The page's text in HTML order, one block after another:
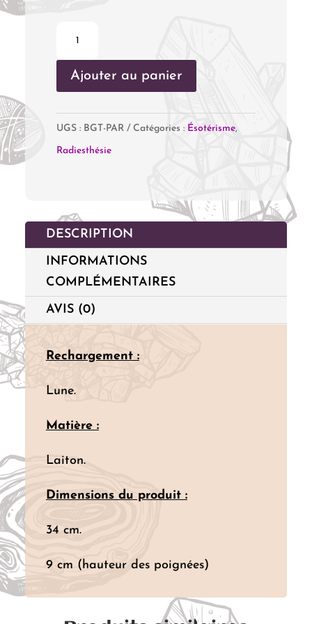
Baguettes
Ajouter au panier
UGS : BGT-PAR Catégories : Ésotérisme,
Radiesthésie
DESCRIPTION
INFORMATIONS
COMPLÉMENTAIRES
AVIS (0)
Rechargement :
Lune.
Matière :
Laiton.
Dimensions du produit :
34 cm.
9 cm (hauteur des poignées)